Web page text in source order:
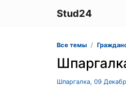
Stud24
Все темы
Шпаргалка, 09